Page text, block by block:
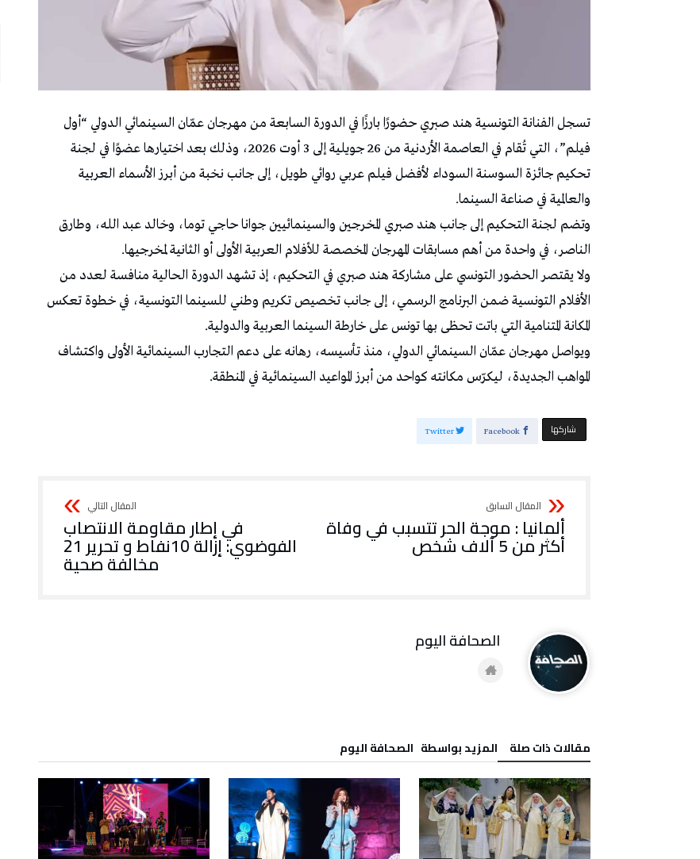
تسجل الفنانة التونسية هند صبري حضورًا بارزًا في الدورة السابعة من مهرجان عمّان السينمائي الدولي “أول
فيلم”، التي تُقام في العاصمة الأردنية من 26 جويلية إلى 3 أوت 2026، وذلك بعد اختيارها عضوًا في لجنة
تحكيم جائزة السوسنة السوداء لأفضل فيلم عربي روائي طويل، إلى جانب نخبة من أبرز الأسماء العربية
والعالمية في صناعة السينما.
وتضم لجنة التحكيم إلى جانب هند صبري المخرجين والسينمائيين جوانا حاجي توما، وخالد عبد الله، وطارق
الناصر، في واحدة من أهم مسابقات المهرجان المخصصة للأفلام العربية الأولى أو الثانية لمخرجيها.
ولا يقتصر الحضور التونسي على مشاركة هند صبري في التحكيم، إذ تشهد الدورة الحالية منافسة لعدد من
الأفلام التونسية ضمن البرنامج الرسمي، إلى جانب تخصيص تكريم وطني للسينما التونسية، في خطوة تعكس
المكانة المتنامية التي باتت تحظى بها تونس على خارطة السينما العربية والدولية.
ويواصل مهرجان عمّان السينمائي الدولي، منذ تأسيسه، رهانه على دعم التجارب السينمائية الأولى واكتشاف
المواهب الجديدة، ليكرّس مكانته كواحد من أبرز المواعيد السينمائية في المنطقة.
‫‫ شاركها‬ Facebook
Twitter
ألمانيا : موجة الحر تتسبب في وفاة
أكثر من 5 آلاف شخص
في إطار مقاومة الانتصاب
الفوضوي: إزالة 10نفاط و تحرير 21
مخالفة صحية
‫مقالات ذات صلة‬ ‫‫المزيد بواسطة‬ ‬ ‭ ‬الصحافة‭ ‬اليوم